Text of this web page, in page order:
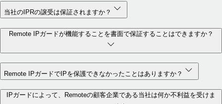
当社のIPRの譲受は保証されますか？
Remote IPガードが機能することを書面で保証することはできますか？
Remote IPガードでIPを保護できなかったことはありますか？
IPガードによって、Remoteの顧客企業である当社は何か不利益を受けま